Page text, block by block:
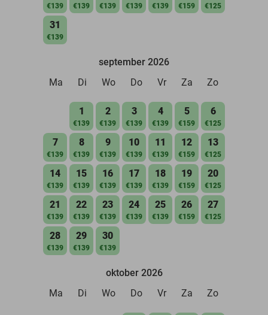
€139 €139 €139 €139 €139 €159 €125
31
€139
september 2026
Ma
Di Wo Do Vr Za Zo
1
€139
2
€139
3
€139
4
€139
5
€159
6
€125
7
€139
8
€139
9
€139
10
€139
11
€139
12
€159
13
€125
14
€139
15
€139
16
€139
17
€139
18
€139
19
€159
20
€125
21
€139
22
€139
23
€139
24
€139
25
€139
26
€159
27
€125
28
€139
29
€139
30
€139
oktober 2026
Ma
Di Wo Do Vr Za Zo